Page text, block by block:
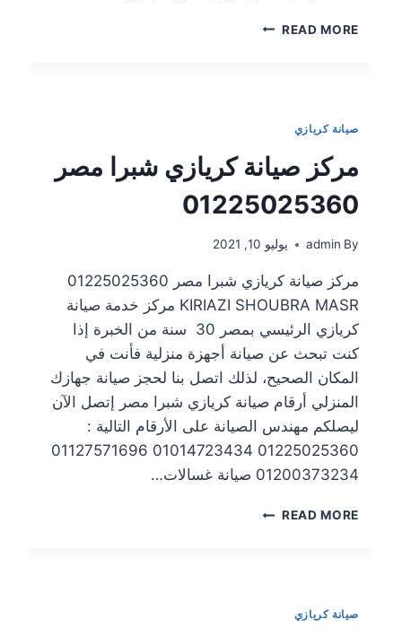
READ MORE
صيانة كريازي
مركز صيانة كريازي شبرا مصر
01225025360
By
admin يوليو 10, 2021
مركز صيانة كريازي شبرا مصر 01225025360
KIRIAZI SHOUBRA MASR مركز خدمة صيانة
كريازي الرئيسي بمصر 30 سنة من الخبرة إذا
كنت تبحث عن صيانة أجهزة منزلية فأنت في
المكان الصحيح، لذلك اتصل بنا لحجز صيانة جهازك
المنزلي أرقام صيانة كريازي شبرا مصر إتصل الآن
ليصلكم مهندس الصيانة على الأرقام التالية :
01225025360 01014723434 01127571696
01200373234 صيانة غسالات…
READ MORE
صيانة كريازي